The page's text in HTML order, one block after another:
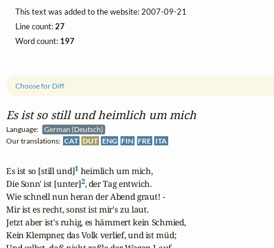
Es ist so still und heimlich um mich
Language:
German (Deutsch)
Our translations: CAT DUT ENG FIN FRE ITA
Choose for Diff
Es ist so [still und]1 heimlich um mich,
Die Sonn' ist [unter]2, der Tag entwich.
Wie schnell nun heran der Abend graut! -
Mir ist es recht, sonst ist mir's zu laut.
Jetzt aber ist's ruhig, es hämmert kein Schmied,
Kein Klempner, das Volk verlief, und ist müd;
This text was added to the website: 2007-09-21
Line count:27
Word count: 197